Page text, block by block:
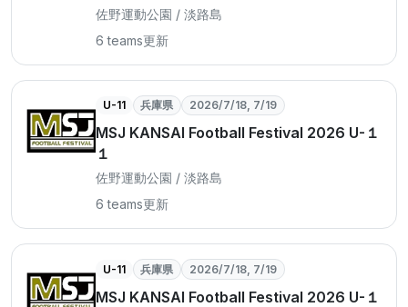
佐野運動公園 / 淡路島
6 teams更新
U-11 兵庫県 2026/7/18, 7/19
MSJ KANSAI Football Festival 2026 U-１
１
佐野運動公園 / 淡路島
6 teams更新
U-11 兵庫県 2026/7/18, 7/19
MSJ KANSAI Football Festival 2026 U-１